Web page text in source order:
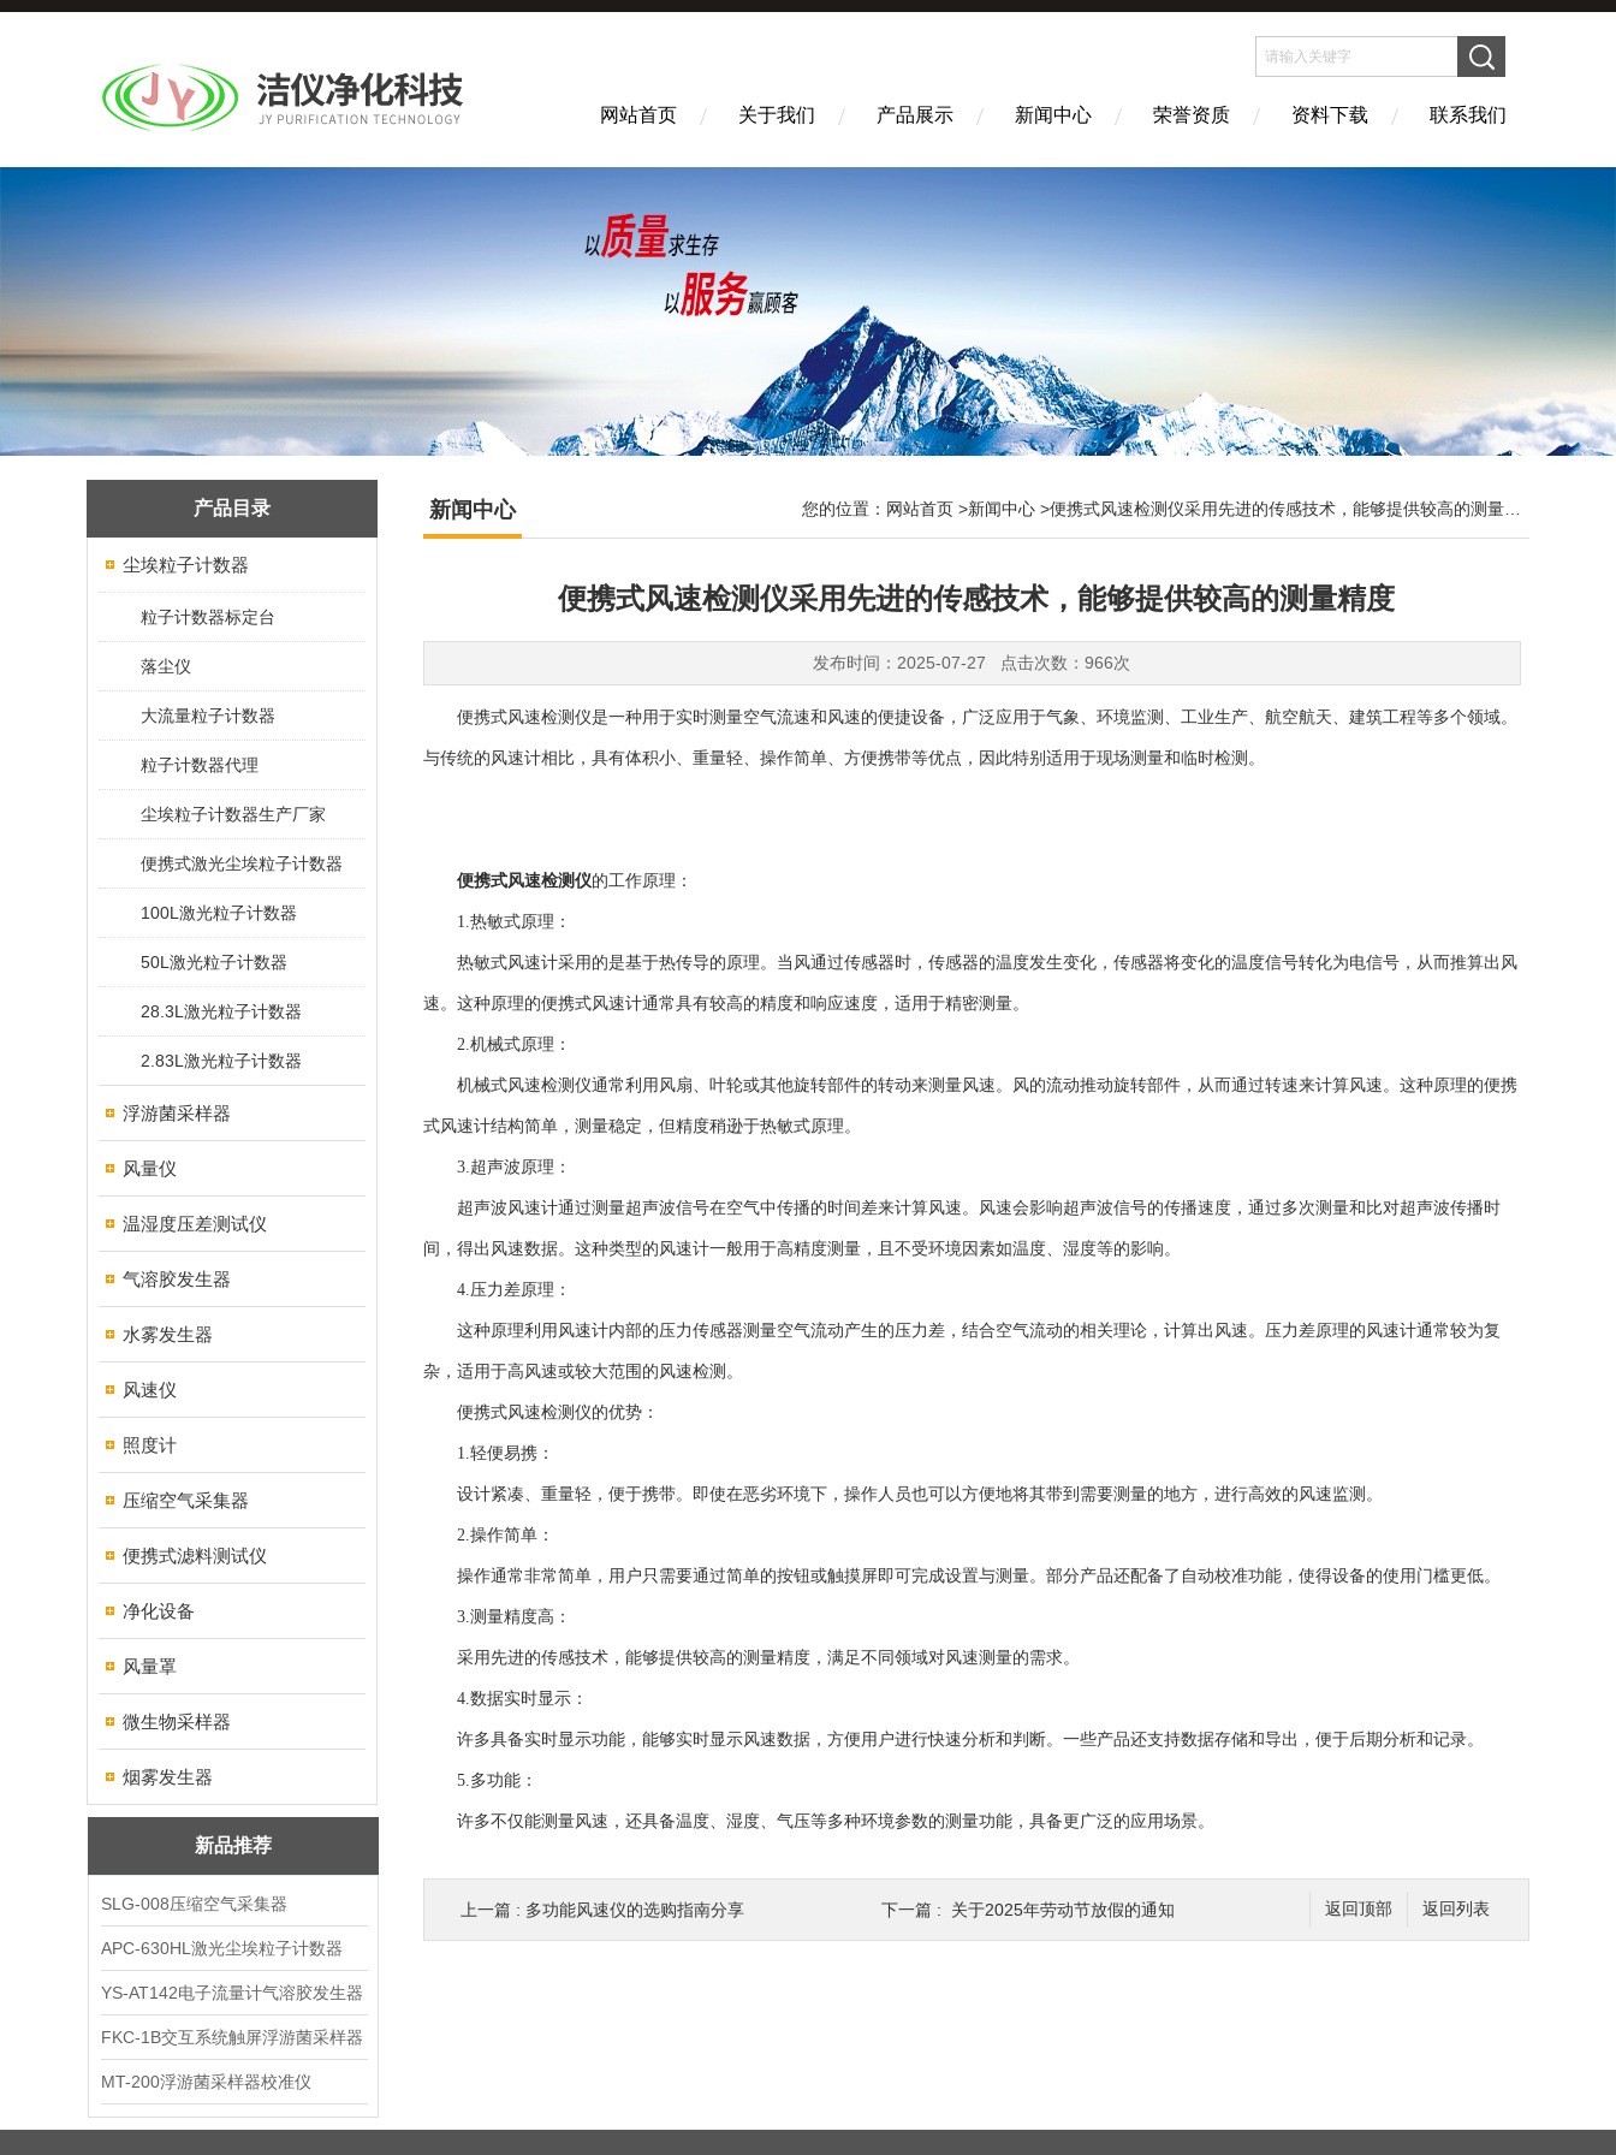
网站首页 关于我们 产品展示 新闻中心 荣誉资质 资料下载 联系我们
产品目录
尘埃粒子计数器
粒子计数器标定台
落尘仪
大流量粒子计数器
粒子计数器代理
尘埃粒子计数器生产厂家
便携式激光尘埃粒子计数器
100L激光粒子计数器
50L激光粒子计数器
28.3L激光粒子计数器
2.83L激光粒子计数器
浮游菌采样器
风量仪
温湿度压差测试仪
气溶胶发生器
水雾发生器
风速仪
照度计
压缩空气采集器
便携式滤料测试仪
净化设备
风量罩
微生物采样器
烟雾发生器
新品推荐
SLG-008压缩空气采集器
APC-630HL激光尘埃粒子计数器
YS-AT142电子流量计气溶胶发生器
FKC-1B交互系统触屏浮游菌采样器
MT-200浮游菌采样器校准仪
新闻中心 您的位置： 网站首页 >新闻中心 >便携式风速检测仪采用先进的传感技术，能够提供较高的测量精度
便携式风速检测仪采用先进的传感技术，能够提供较高的测量精度
发布时间：2025-07-27 点击次数：966次
便携式风速检测仪是一种用于实时测量空气流速和风速的便捷设备，广泛应用于气象、环境监测、工业生产、航空航天、建筑工程等多个领域。
与传统的风速计相比，具有体积小、重量轻、操作简单、方便携带等优点，因此特别适用于现场测量和临时检测。
便携式风速检测仪的工作原理：
1.热敏式原理：
热敏式风速计采用的是基于热传导的原理。当风通过传感器时，传感器的温度发生变化，传感器将变化的温度信号转化为电信号，从而推算出风
速。这种原理的便携式风速计通常具有较高的精度和响应速度，适用于精密测量。
2.机械式原理：
机械式风速检测仪通常利用风扇、叶轮或其他旋转部件的转动来测量风速。风的流动推动旋转部件，从而通过转速来计算风速。这种原理的便携
式风速计结构简单，测量稳定，但精度稍逊于热敏式原理。
3.超声波原理：
超声波风速计通过测量超声波信号在空气中传播的时间差来计算风速。风速会影响超声波信号的传播速度，通过多次测量和比对超声波传播时
间，得出风速数据。这种类型的风速计一般用于高精度测量，且不受环境因素如温度、湿度等的影响。
4.压力差原理：
这种原理利用风速计内部的压力传感器测量空气流动产生的压力差，结合空气流动的相关理论，计算出风速。压力差原理的风速计通常较为复
杂，适用于高风速或较大范围的风速检测。
便携式风速检测仪的优势：
1.轻便易携：
设计紧凑、重量轻，便于携带。即使在恶劣环境下，操作人员也可以方便地将其带到需要测量的地方，进行高效的风速监测。
2.操作简单：
操作通常非常简单，用户只需要通过简单的按钮或触摸屏即可完成设置与测量。部分产品还配备了自动校准功能，使得设备的使用门槛更低。
3.测量精度高：
采用先进的传感技术，能够提供较高的测量精度，满足不同领域对风速测量的需求。
4.数据实时显示：
许多具备实时显示功能，能够实时显示风速数据，方便用户进行快速分析和判断。一些产品还支持数据存储和导出，便于后期分析和记录。
5.多功能：
许多不仅能测量风速，还具备温度、湿度、气压等多种环境参数的测量功能，具备更广泛的应用场景。
返回列表
返回顶部
上一篇 : 多功能风速仪的选购指南分享 下一篇 : 关于2025年劳动节放假的通知